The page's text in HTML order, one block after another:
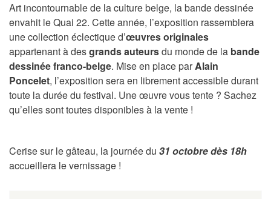
Art incontournable de la culture belge, la bande dessinée
envahit le Quai 22. Cette année, l’exposition rassemblera
une collection éclectique d’œuvres originales
appartenant à desgrands auteursdu monde de la bande
dessinée franco-belge. Mise en place parAlain
Poncelet, l’exposition sera en librement accessible durant
toute la durée du festival. Une œuvre vous tente ? Sachez
qu’elles sont toutes disponibles à la vente !
Cerise sur le gâteau, la journée du 31 octobre dès 18h
accueillera le vernissage !